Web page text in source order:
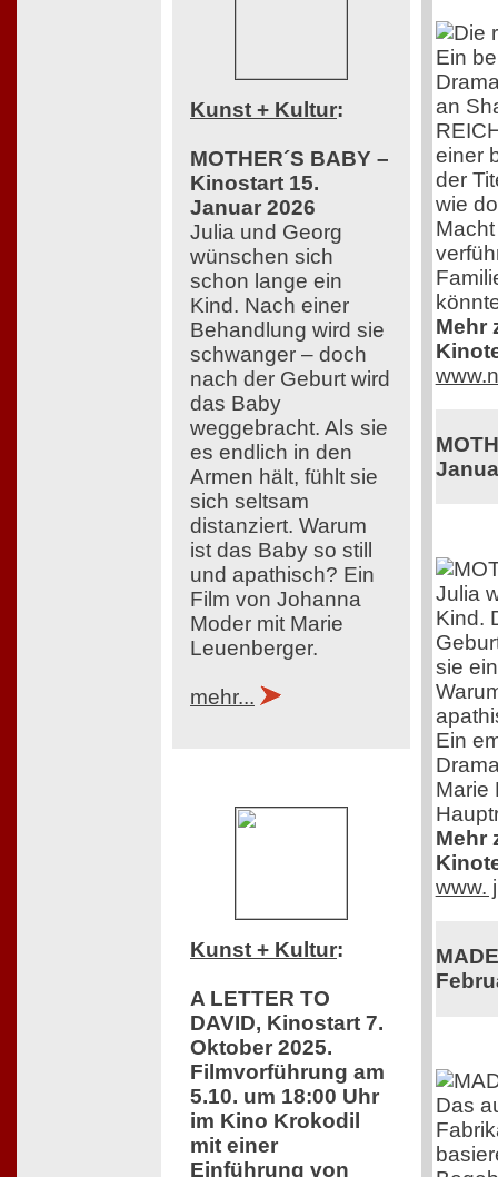
Kunst + Kultur:
MOTHER´S BABY –
Kinostart 15.
Januar 2026
Julia und Georg
wünschen sich
schon lange ein
Kind. Nach einer
Behandlung wird sie
schwanger – doch
nach der Geburt wird
das Baby
weggebracht. Als sie
es endlich in den
Armen hält, fühlt sie
sich seltsam
distanziert. Warum
ist das Baby so still
und apathisch? Ein
Film von Johanna
Moder mit Marie
Leuenberger.
mehr...
Kunst + Kultur:
A LETTER TO
DAVID, Kinostart 7.
Oktober 2025.
Filmvorführung am
5.10. um 18:00 Uhr
im Kino Krokodil
mit einer
Einführung von
Ein
an
einer
der
wie
Mehr
Julia
Kind.
sie
Ein
Marie
Mehr
www.
Das